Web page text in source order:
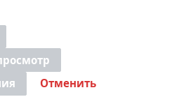
Отменить